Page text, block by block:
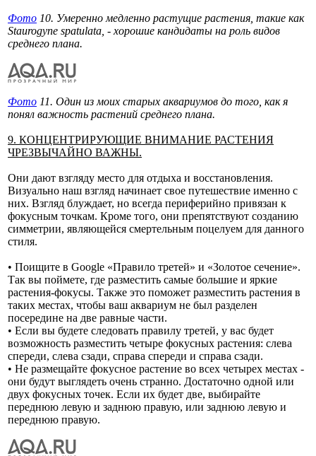
Фото 10. Умеренно медленно растущие растения, такие как
Staurogyne spatulata, - хорошие кандидаты на роль видов
среднего плана.
Фото 11. Один из моих старых аквариумов до того, как я
понял важность растений среднего плана.
9. КОНЦЕНТРИРУЮЩИЕ ВНИМАНИЕ РАСТЕНИЯ
ЧРЕЗВЫЧАЙНО ВАЖНЫ.
Они дают взгляду место для отдыха и восстановления.
Визуально наш взгляд начинает свое путешествие именно с
них. Взгляд блуждает, но всегда периферийно привязан к
фокусным точкам. Кроме того, они препятствуют созданию
симметрии, являющейся смертельным поцелуем для данного
стиля.
• Поищите в Google «Правило третей» и «Золотое сечение».
Так вы поймете, где разместить самые большие и яркие
растения-фокусы. Также это поможет разместить растения в
таких местах, чтобы ваш аквариум не был разделен
посередине на две равные части.
• Если вы будете следовать правилу третей, у вас будет
возможность разместить четыре фокусных растения: слева
спереди, слева сзади, справа спереди и справа сзади.
• Не размещайте фокусное растение во всех четырех местах -
они будут выглядеть очень странно. Достаточно одной или
двух фокусных точек. Если их будет две, выбирайте
переднюю левую и заднюю правую, или заднюю левую и
переднюю правую.